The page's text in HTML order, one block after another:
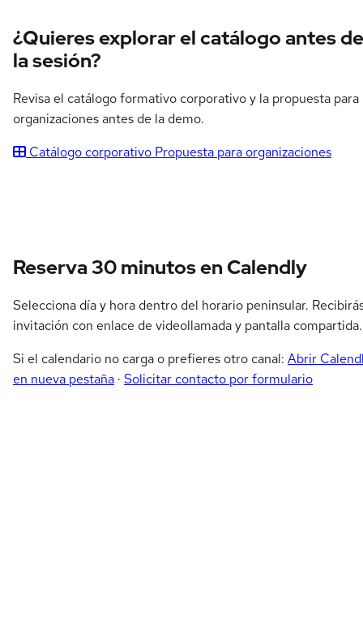
¿Quieres explorar el catálogo antes de
la sesión?
Revisa el catálogo formativo corporativo y la propuesta para
organizaciones antes de la demo.
Catálogo corporativo Propuesta para organizaciones
Reserva 30 minutos en Calendly
Selecciona día y hora dentro del horario peninsular.
invitación con enlace de videollamada y pantalla compartida.
Si el calendario no carga o prefieres otro canal: Abrir
en nueva pestaña · Solicitar contacto por formulario